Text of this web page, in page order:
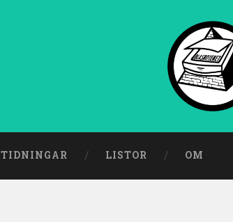
TIDNINGAR LISTOR OM